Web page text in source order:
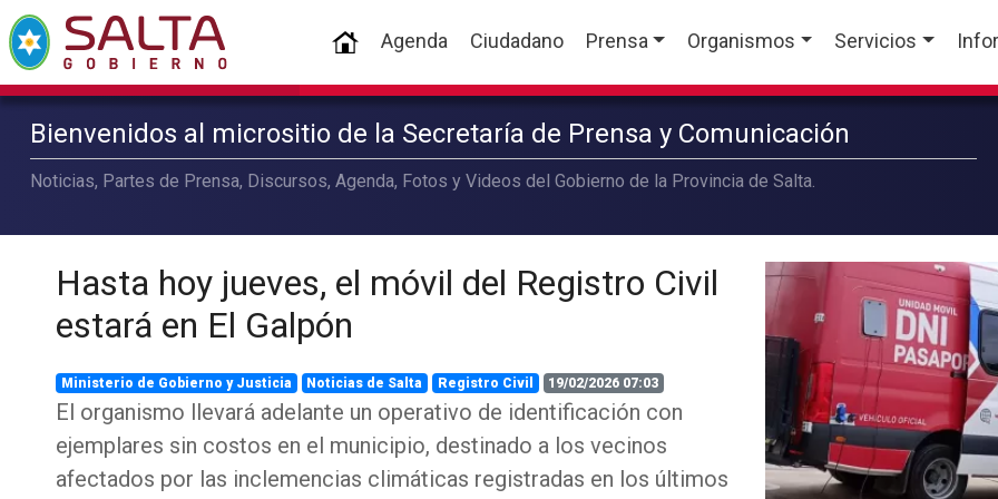
(current)
Agenda Ciudadano Prensa Organismos Servicios
Bienvenidos al micrositio de la Secretaría de Prensa y Comunicación
Noticias, Partes de Prensa, Discursos, Agenda, Fotos y Videos del Gobierno de la Provincia de Salta.
Hasta hoy jueves, el móvil del Registro Civil
estará en El Galpón
Ministerio de Gobierno y Justicia Noticias de Salta Registro Civil 19/02/2026 07:03
El organismo llevará adelante un operativo de identificación con
ejemplares sin costos en el municipio, destinado a los vecinos
afectados por las inclemencias climáticas registradas en los últimos